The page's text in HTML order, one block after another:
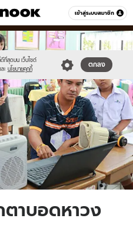
เข้าสู่ระบบสมาชิก
หมวดอื่นๆ
ดีที่สุดบน เว็บไซต์
ละ นโยบายคุกกี้
ตกลง
646302-
าบอดหาวง